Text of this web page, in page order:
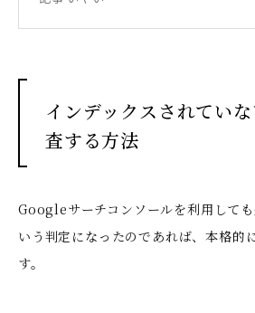
インデックスされてい
査する方法
Googleサーチコンソールを利用して
いう判定になったのであれば、本格的
す。